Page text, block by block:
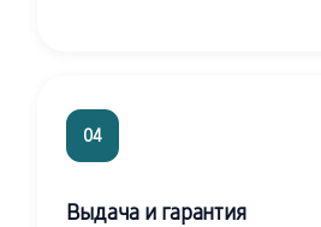
04
Выдача и гарантия